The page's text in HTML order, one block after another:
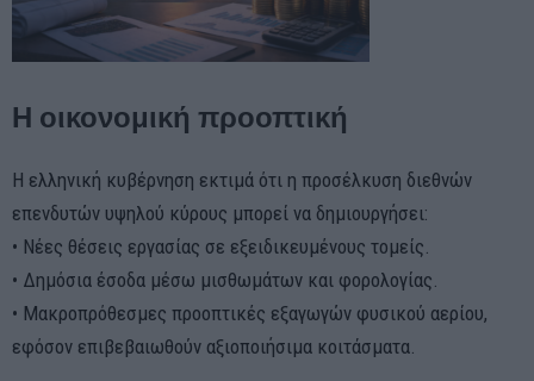
Η οικονομική προοπτική
Η ελληνική κυβέρνηση εκτιμά ότι η προσέλκυση διεθνών
επενδυτών υψηλού κύρους μπορεί να δημιουργήσει:
• Νέες θέσεις εργασίας σε εξειδικευμένους τομείς.
• Δημόσια έσοδα μέσω μισθωμάτων και φορολογίας.
• Μακροπρόθεσμες προοπτικές εξαγωγών φυσικού αερίου,
εφόσον επιβεβαιωθούν αξιοποιήσιμα κοιτάσματα.